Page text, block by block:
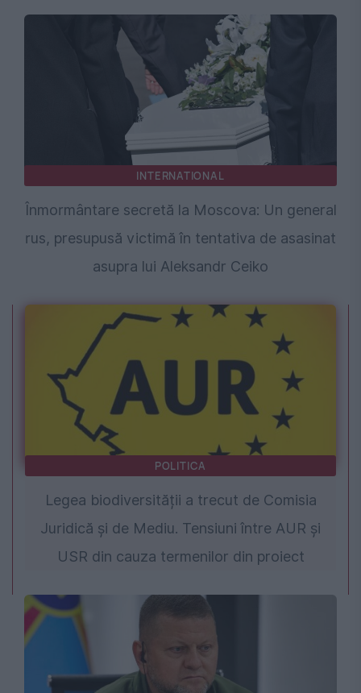
INTERNATIONAL
Înmormântare secretă la Moscova: Un general
rus, presupusă victimă în tentativa de asasinat
asupra lui Aleksandr Ceiko
POLITICA
Legea biodiversității a trecut de Comisia
Juridică și de Mediu. Tensiuni între AUR și
USR din cauza termenilor din proiect